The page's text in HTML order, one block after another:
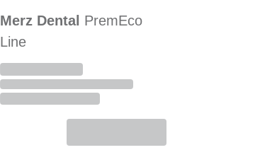
Merz Dental PremEco
Line